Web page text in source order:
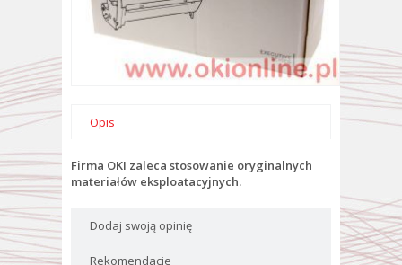
Opis
Firma OKI zaleca stosowanie oryginalnych
materiałów eksploatacyjnych.
Dodaj swoją opinię
Rekomendacje